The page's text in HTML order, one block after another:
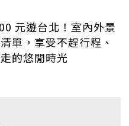
元遊台北！室內外景
單，享受不趕行程、
的悠閒時光